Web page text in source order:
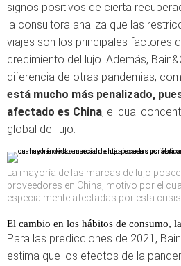
signos positivos de cierta
la consultora analiza que las
viajes son los principales factores
crecimiento del lujo. Además,
diferencia de otras pandemias,
está mucho más penalizado,
afectado es China, el cual
global del lujo.
La mayoría de las marcas de lujo
proveedores en China, motivo por el
especialmente afectadas por esta crisis
El cambio en los hábitos de consumo,
Para las predicciones de 2021,
estima que los efectos de la